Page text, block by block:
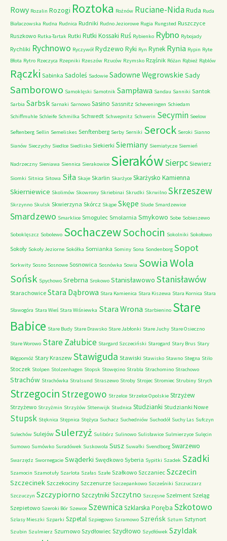
Rowy Rozalin Rozogi Roztoka Rożnów Ruciane-NidaRuda Ruda
Białaczowska Rudna Rudnica Rudniki Rudno Jeziorowe Rugia Rungsted Ruszczyce
Ruszkowo Rutka-Tartak Rutki Rutki Kossaki Ruś Rybienko Rybno Rybojady
Rychliki Rychnowo Ryczywół Rydzewo Ryki Ryn Rynek Rynia Rypin Ryte
Błota Rytro Rzeczyca Rzepniki Rzeszów Rzuców Rzymsko Rząśnik Różan Rąbież Rąblów
Rączki Sabinka Sadoleś Sadowie Sadowne Węgrowskie Sady
Samborowo Samoklęski Samotnik Sampława Sandau Sanniki Santok
Sarbia Sarbsk Sarnaki Sarnowo Sasino Sassnitz Scheveningen Schiedam
Schiffmuhle Schleife Schmilka Schwedt Schwepnitz Schwerin Secymin Seelow
Seftenberg Sellin Semeliskes Senftenberg Serby Serniki Serock Seroki Sianno
Sianów Sieczychy Siedlce Siedlisko Siekierki Siemiany Siemiatycze Siemień
Nadrzeczny Sieniawa Siennica Sierakowice SierakówSierpc Siewierz
Siomki Sitnica Sitowa Siła Skaje Skarlin Skarżyce Skarżysko Kamienna
Skierniewice Skolimów Skowrony Skriebinai Skrudki Skrwilno Skrzeszew
Skrzynno Skulsk Skwierzyna Skórcz Skąpe Skępe Slude Smardzewice
Smardzewo Smarklice Smogulec Smolarnia Smykowo Sobe Sobieszewo
Soboklęszcz Sobolewo SochaczewSochocin Sokolniki Sokołowo
Sokoły Sokoły Jeziorne Sokółka Somianka Sominy Sona Sondenborg Sopot
Sorkwity Sosno Sosnowe Sosnowica Sosnówka Sowia Sowia Wola
Sońsk Spychowo Srebrna Srokowo Stanisławowo Stanisławów
Starachowice Stara Dąbrowa Stara Kamienica Stara Kiszewa Stara Kornica Stara
Sławogóra Stara Wieś Stara Wiśniewka Stara Wrona Starbienino Stare
Babice Stare Budy Stare Drawsko Stare Jabłonki Stare Juchy Stare Osieczno
Stare Worowo Stare Załubice Stargard Szczeciński Starogard Stary Brus Stary
Bógpomóż Stary Kraszew Stawiguda Stawiski Stawisko Stawno Stegna Stilo
Stoczek Stolpen Stolzenhagen Stopsk Stowęcino Strabla Strachomino Strachowo
Strachów Strachówka Stralsund Straszewo Stroby Strojec Stromiec Strubiny Strych
Strzegocin Strzegowo Strzelce Strzelce Opolskie Strzyżew
Strzyżewo Strzyżmin Strzyżów Sttenwijk Studnica Studzianki Studzianki Nowe
Stupsk Stęknica Stępnica Stężyca Suchacz Suchedniów Suchodół Suchy Las Sufczyn
Sulechów Sulejów Sulerzyż Sulibórz Sulinowo Sulisławice Sulmierzyce Sulęcin
Sumowo Sumówko Suradówek Suskowola Susz Suwałki Svendborg Swarzewo
Swarzędz Swornegacie Swąderki Swędkowo Syberia Sypitki Szadek Szadki
Szamocin Szamotuły Szarlota Szałas Szałe Szałkowo Szczaniec Szczecin
Szczecinek Szczekociny Szczenurze Szczepankowo Szcześniki Szczuczarz
Szczuczyn Szczypiorno Szczytniki Szczytno Szczęsne Szelment Szeląg
Szepietowo Szeroki Bór Szewce SzewnicaSzklarska Poręba Szkotowo
Szlasy Mieszki Szparki Szpetal Szpiegowo Szramowo Szreńsk Sztum Sztynort
Szubin Szulmierz Szumowo Szydłowiec Szydłowo Szydłówek Szyldak